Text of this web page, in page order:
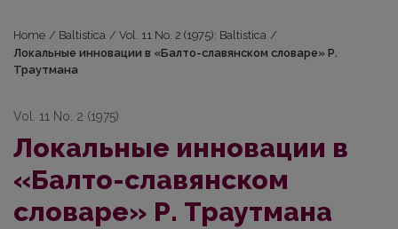
Home / Baltistica / Vol. 11 No. 2 (1975): Baltistica /
Локальные инновации в «Балто-славянском словаре» Р.
Траутмана
Vol. 11 No. 2 (1975)
Локальные инновации в
«Балто-славянском
словаре» Р. Траутмана